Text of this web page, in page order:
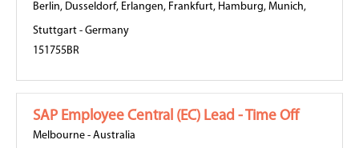
Berlin, Dusseldorf, Erlangen, Frankfurt, Hamburg, Munich,
Stuttgart - Germany
151755BR
SAP Employee Central (EC) Lead - Time Off
Melbourne - Australia